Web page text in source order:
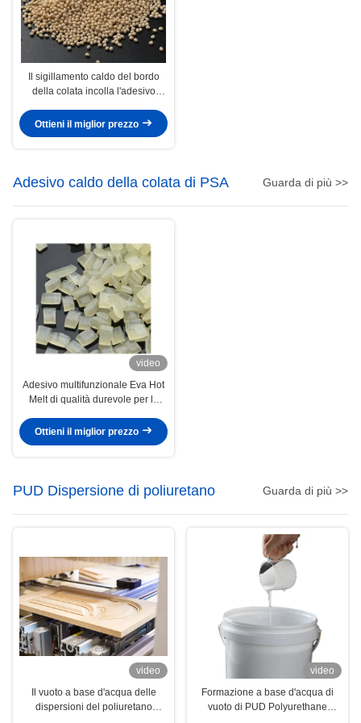
Il sigillamento caldo del bordo
della colata incolla l'adesivo
Edgebanding del legno duro del
truciolato del MDF
Ottieni il miglior prezzo
Adesivo caldo della colata di PSA Guarda di più >>
video
Adesivo multifunzionale Eva Hot
Melt di qualità durevole per la
dell'abbigliamento
Ottieni il miglior prezzo
PUD Dispersione di poliuretano Guarda di più >>
video
Il vuoto a base d'acqua delle
dispersioni del poliuretano
video
Formazione a base d'acqua di
vuoto di PUD Polyurethane